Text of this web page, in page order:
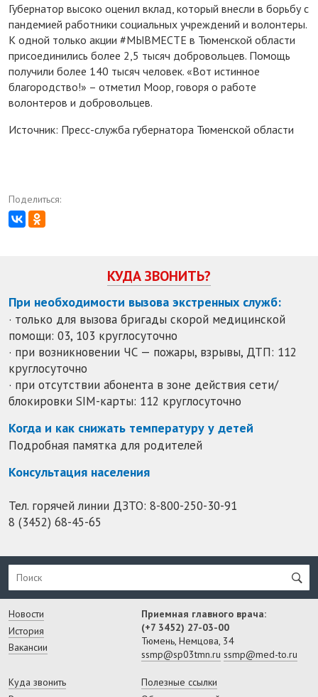
Губернатор высоко оценил вклад, который внесли в борьбу с
пандемией работники социальных учреждений и волонтеры.
К одной только акции #МЫВМЕСТЕ в Тюменской области
присоединились более 2,5 тысяч добровольцев. Помощь
получили более 140 тысяч человек. «Вот истинное
благородство!» – отметил Моор, говоря о работе
волонтеров и добровольцев.
Источник: Пресс-служба губернатора Тюменской области
Поделиться:
КУДА ЗВОНИТЬ?
При необходимости вызова экстренных служб:
· только для вызова бригады скорой медицинской
помощи: 03, 103 круглосуточно
· при возникновении ЧС — пожары, взрывы, ДТП: 112
круглосуточно
· при отсутствии абонента в зоне действия сети/
блокировки SIM-карты: 112 круглосуточно
Когда и как снижать температуру у детей
Подробная памятка для родителей
Консультация населения
Тел. горячей линии ДЗТО: 8-800-250-30-91
8 (3452) 68-45-65
Новости
История
Вакансии
Приемная главного врача:
(+7 3452) 27-03-00
Тюмень, Немцова, 34
ssmp@sp03tmn.ru ssmp@med-to.ru
Куда звонить
Полезные ссылки